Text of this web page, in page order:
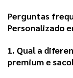
Perguntas
Personalizado
1. Qual a
premium e